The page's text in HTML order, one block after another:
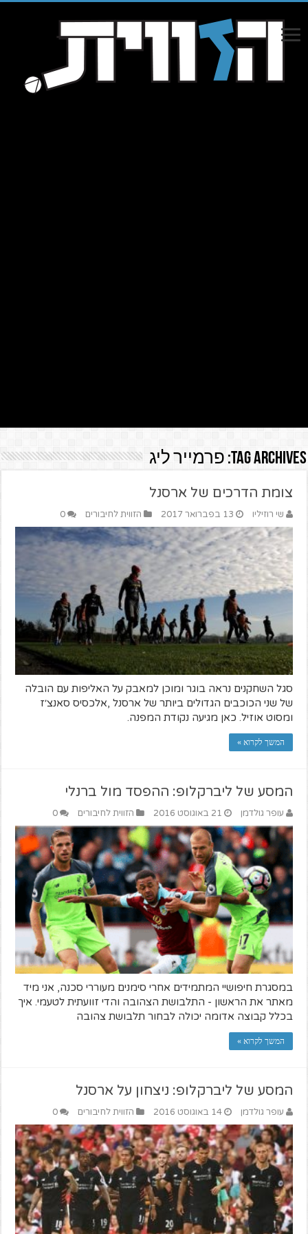
Tag Archives: פרמייר ליג
צומת הדרכים של ארסנל
שי רוזיליו 13 בפברואר 2017 הזווית לחיבורים 0
סגל השחקנים נראה בוגר ומוכן למאבק על האליפות עם הובלה
של שני הכוכבים הגדולים ביותר של ארסנל ,אלכסיס סאנצ׳ז
ומסוט אוזיל. כאן מגיעה נקודת המפנה.
המשך לקרוא »
המסע של ליברקלופ: ההפסד מול ברנלי
עופר גולדמן 21 באוגוסט 2016 הזווית לחיבורים 0
במסגרת חיפושיי המתמידים אחרי סימנים מעוררי סכנה, אני מיד
מאתר את הראשון - התלבושת הצהובה והדי זוועתית לטעמי. איך
בכלל קבוצה אדומה יכולה לבחור תלבושת צהובה
המשך לקרוא »
המסע של ליברקלופ: ניצחון על ארסנל
עופר גולדמן 14 באוגוסט 2016 הזווית לחיבורים 0